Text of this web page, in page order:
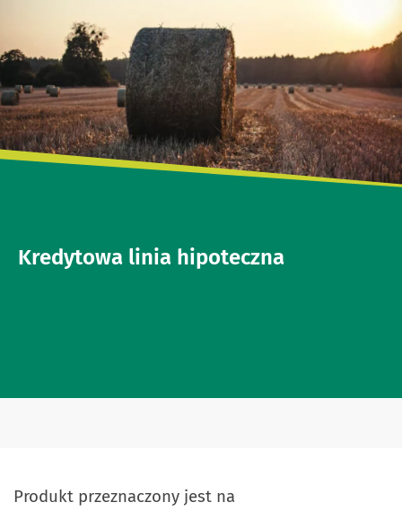
Kredytowa linia hipoteczna
Produkt przeznaczony jest na